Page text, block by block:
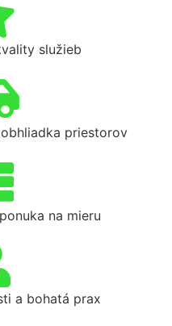
služieb
priestorov
na mieru
a bohatá prax